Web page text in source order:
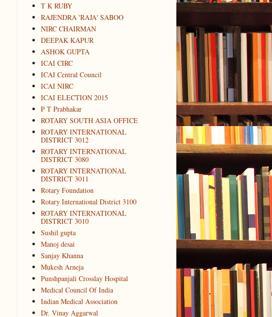
T K RUBY
RAJENDRA 'RAJA' SABOO
NIRC CHAIRMAN
DEEPAK KAPUR
ASHOK GUPTA
ICAI CIRC
ICAI Central Council
ICAI NIRC
ICAI ELECTION 2015
P T Prabhakar
ROTARY SOUTH ASIA OFFICE
ROTARY INTERNATIONAL
DISTRICT 3012
ROTARY INTERNATIONAL
DISTRICT 3080
ROTARY INTERNATIONAL
DISTRICT 3011
Rotary Foundation
Rotary International District 3100
ROTARY INTERNATIONAL
DISTRICT 3010
Sushil gupta
Manoj desai
Sanjay Khanna
Mukesh Arneja
Punshpanjali Crosslay Hospital
Medical Council Of India
Indian Medical Association
Dr. Vinay Aggarwal